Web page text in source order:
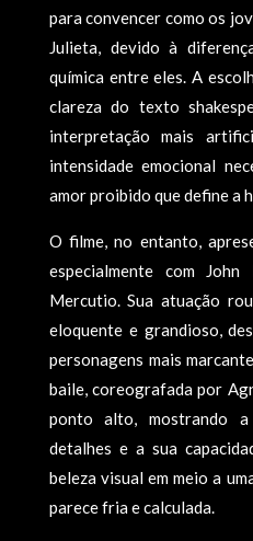
para convencer como os
Julieta, devido à
química entre eles. A
clareza do texto
interpretação mais
intensidade emocional
amor proibido que define a
O filme, no entanto,
especialmente com
Mercutio. Sua atuação
eloquente e grandioso,
personagens mais
baile, coreografada por
ponto alto, mostrando
detalhes e a sua
beleza visual em meio a
parece fria e calculada.